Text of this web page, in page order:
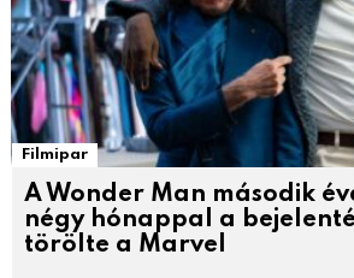
Filmipar
A Wonder Man második
négy hónappal a
törölte a Marvel